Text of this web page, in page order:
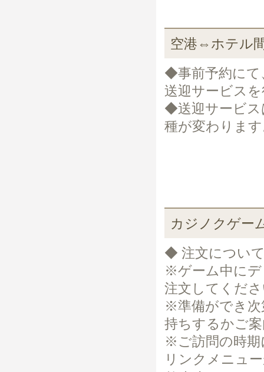
空港⇔ホテル
◆事前予約に
送迎サービス
◆送迎サービス
種が変わりま
カジノクゲー
◆ 注文につい
※ゲーム中に
注文してくだ
※準備ができ次
持ちするかご
※ご訪問の時期
リンクメニュ